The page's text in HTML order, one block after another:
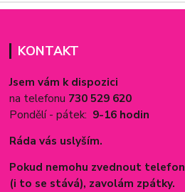
KONTAKT
Jsem vám k dispozici
na telefonu 730 529 620
Pondělí - pátek: 9-16 hodin
Ráda vás uslyším.
Pokud nemohu zvednout telefon
(i to se stává), zavolám zpátky.